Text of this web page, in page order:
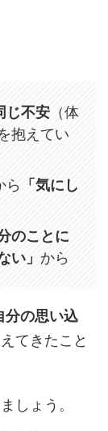
じ不安（体
抱えてい
ら 「気にし
のことに
い」 から
分の思い込
てきたこと
しょう。